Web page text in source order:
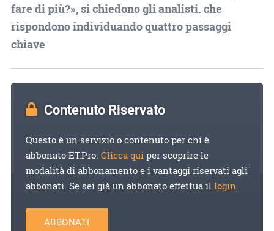
fare di più?», si chiedono gli analisti. che
rispondono individuando quattro passaggi
chiave
Contenuto Riservato
Questo è un servizio o contenuto per chi è
abbonato ET.Pro. Clicca quiper scoprire le
modalità di abbonamento e i vantaggi riservati agli
abbonati. Se sei già un abbonato effettua illogin.
ABBONATI